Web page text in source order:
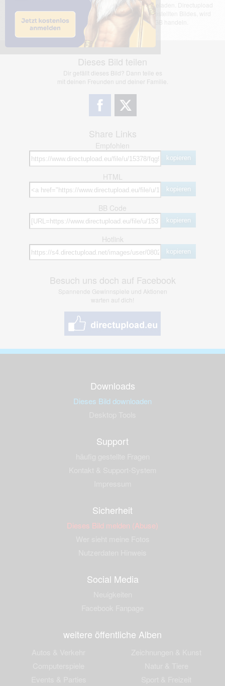
Das dargestellte Bild wurde von einem Nutzer hochgeladen. Directupload
übernimmt keinerlei Haftung für den Inhalt des dargestellten Bildes, wird
jedoch bei Verstößen nach §2(3) unserer AGB handeln.
Dieses Bild teilen
Dir gefällt dieses Bild? Dann teile es
mit deinen Freunden und deiner Familie.
Share Links
Empfohlen
kopieren
HTML
kopieren
BB Code
kopieren
Hotlink
kopieren
Besuch uns doch auf Facebook
Spannende Gewinnspiele und Aktionen
warten auf dich!
Downloads
Dieses Bild downloaden
Support
Sicherheit
Dieses Bild melden (Abuse)
Social Media
weitere öffentliche Alben